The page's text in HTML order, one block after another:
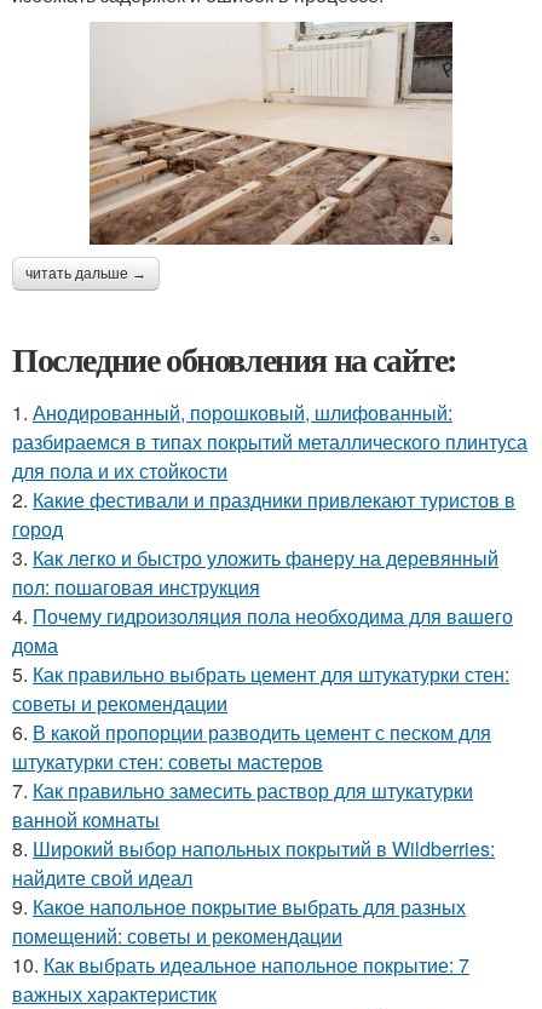
читать дальше →
Последние обновления на сайте:
1. Анодированный, порошковый, шлифованный:
разбираемся в типах покрытий металлического плинтуса
для пола и их стойкости
2. Какие фестивали и праздники привлекают туристов в
город
3. Как легко и быстро уложить фанеру на деревянный
пол: пошаговая инструкция
4. Почему гидроизоляция пола необходима для вашего
дома
5. Как правильно выбрать цемент для штукатурки стен:
советы и рекомендации
6. В какой пропорции разводить цемент с песком для
штукатурки стен: советы мастеров
7. Как правильно замесить раствор для штукатурки
ванной комнаты
8. Широкий выбор напольных покрытий в Wildberries:
найдите свой идеал
9. Какое напольное покрытие выбрать для разных
помещений: советы и рекомендации
10. Как выбрать идеальное напольное покрытие: 7
важных характеристик